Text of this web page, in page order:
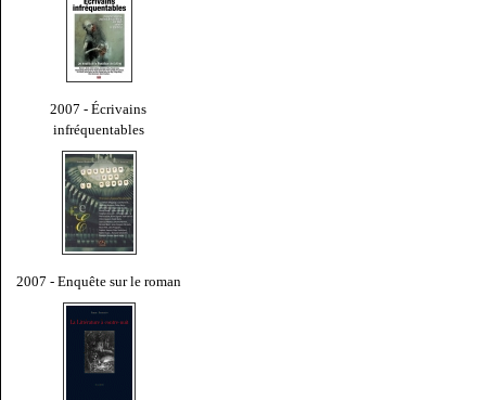
2007 - Écrivains
infréquentables
2007 - Enquête sur le roman